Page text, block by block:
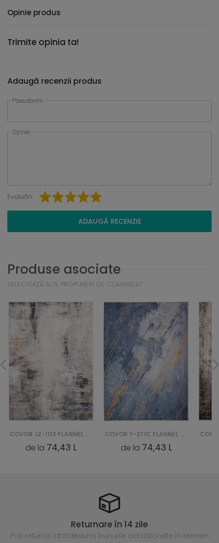
Opinie produs
Trimite opinia ta!
Adaugă recenzii produs
Pseudonim
Opinie
Evaluări:
ADAUGĂ RECENZIE
Produse asociate
SELECTEAZĂ ALTE PROPUNERI DE COMANDAT
COVOR JZ-1113 FLANNEL PRINTED
de la 74,43 L
COVOR Y-271C FLANNEL PRINTED
de la 74,43 L
Returnare în 14 zile
Poți returna întotdeauna bunurile achiziționate în termen